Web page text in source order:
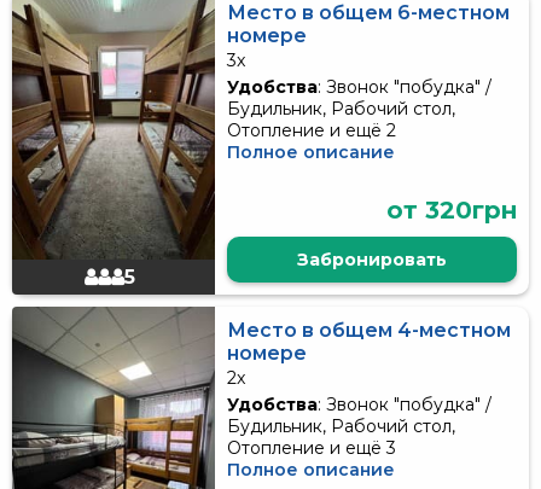
5
Место в общем 6-местном
номере
3x
Удобства: Звонок "побудка" /
Будильник, Рабочий стол,
Отопление и ещё 2
Полное описание
от 320грн
Забронировать
Место в общем 4-местном
номере
2x
Удобства: Звонок "побудка" /
Будильник, Рабочий стол,
Отопление и ещё 3
Полное описание